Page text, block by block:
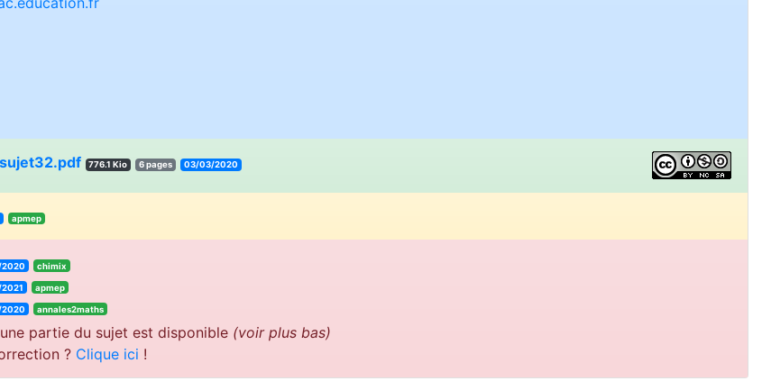
776.1 Kio 6 pages 03/03/2020
apmep
chimix
apmep
annales2maths
partie du sujet est disponible (voir plus bas)
? Clique ici !